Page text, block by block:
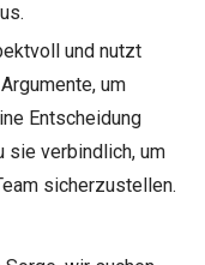
und nutzt
um
Entscheidung
sie verbindlich, um
sicherzustellen.